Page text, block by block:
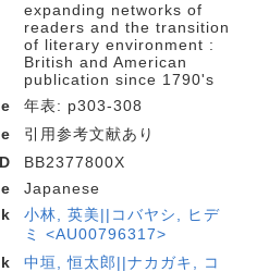
expanding networks of
readers and the transition
of literary environment :
British and American
publication since 1790's
年表: p303-308
引用参考文献あり
BB2377800X
Japanese
小林, 英美||コバヤシ, ヒデ
ミ <AU00796317>
中垣, 恒太郎||ナカガキ, コ